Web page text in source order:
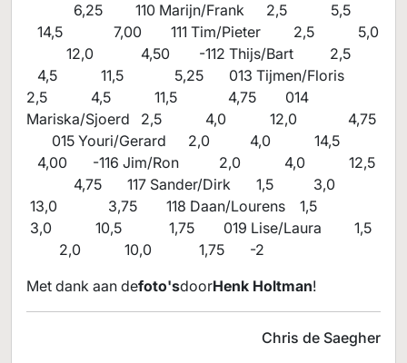
6,25 110 Marijn/Frank 2,5 5,5
14,5 7,00 111 Tim/Pieter 2,5 5,0
12,0 4,50 -112 Thijs/Bart 2,5
4,5 11,5 5,25 013 Tijmen/Floris
2,5 4,5 11,5 4,75 014
Mariska/Sjoerd 2,5 4,0 12,0 4,75
015 Youri/Gerard 2,0 4,0 14,5
4,00 -116 Jim/Ron 2,0 4,0 12,5
4,75 117 Sander/Dirk 1,5 3,0
13,0 3,75 118 Daan/Lourens 1,5
3,0 10,5 1,75 019 Lise/Laura 1,5
2,0 10,0 1,75 -2
Met dank aan defoto'sdoorHenk Holtman!
Chris de Saegher